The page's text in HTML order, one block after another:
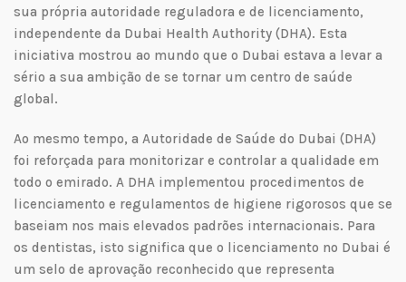
sua própria autoridade reguladora e de licenciamento,
independente da Dubai Health Authority (DHA). Esta
iniciativa mostrou ao mundo que o Dubai estava a levar a
sério a sua ambição de se tornar um centro de saúde
global.
Ao mesmo tempo, a Autoridade de Saúde do Dubai (DHA)
foi reforçada para monitorizar e controlar a qualidade em
todo o emirado. A DHA implementou procedimentos de
licenciamento e regulamentos de higiene rigorosos que se
baseiam nos mais elevados padrões internacionais. Para
os dentistas, isto significa que o licenciamento no Dubai é
um selo de aprovação reconhecido que representa